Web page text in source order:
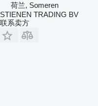
荷兰, Someren
STIENEN TRADING BV
联系卖方